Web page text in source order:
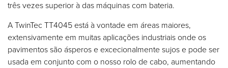
três vezes superior à das máquinas com bateria.
A TwinTec TT4045 está à vontade em áreas maiores,
extensivamente em muitas aplicações industriais onde os
pavimentos são ásperos e excecionalmente sujos e pode ser
usada em conjunto com o nosso rolo de cabo, aumentando